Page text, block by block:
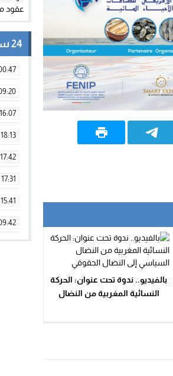
بالفيديو.. ندوة تحت عنوان: الحركة
النسائية المغربية من النضال
24 ساعة
16:07
18:13
17:42
17:31
15:41